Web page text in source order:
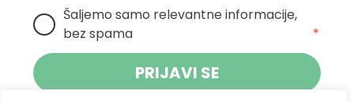
Šaljemo samo relevantne informacije,
bez spama
*
PRIJAVI SE